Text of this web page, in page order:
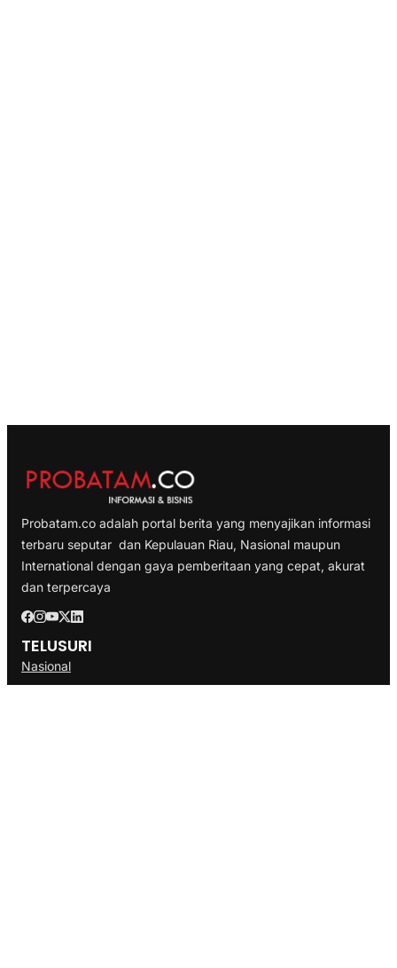
Probatam.co adalah portal berita yang menyajikan informasi
terbaru seputar dan Kepulauan Riau, Nasional maupun
International dengan gaya pemberitaan yang cepat, akurat
dan terpercaya
TELUSURI
Nasional